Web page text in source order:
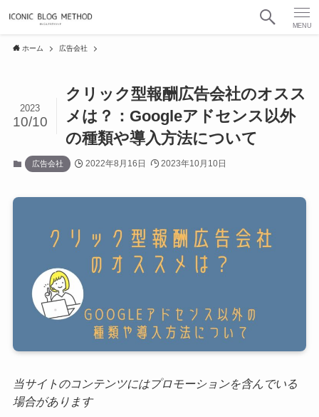
MENU
ホーム 広告会社
クリック型報酬広告会社のオスス
メは？：Googleアドセンス以外
の種類や導入方法について
2023
10/10
広告会社 2022年8月16日 2023年10月10日
当サイトのコンテンツにはプロモーションを含んでいる
場合があります